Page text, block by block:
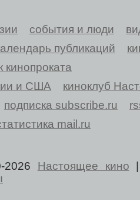
события и люди
публикаций
кинопроката
и США
киноклуб
подписка subscribe.ru
mail.ru
2026 Настоящее кино